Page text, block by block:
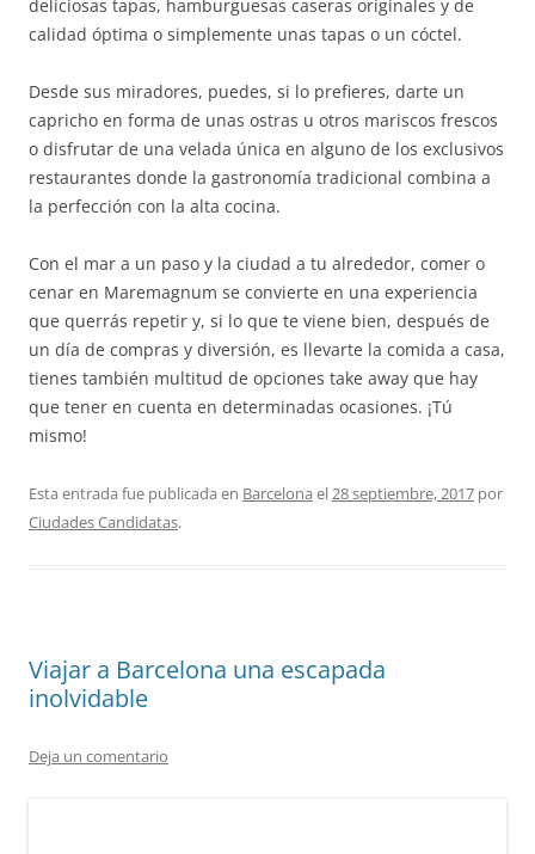
deliciosas tapas, hamburguesas caseras originales y de
calidad óptima o simplemente unas tapas o un cóctel.
Desde sus miradores, puedes, si lo prefieres, darte un
capricho en forma de unas ostras u otros mariscos frescos
o disfrutar de una velada única en alguno de los exclusivos
restaurantes donde la gastronomía tradicional combina a
la perfección con la alta cocina.
Con el mar a un paso y la ciudad a tu alrededor, comer o
cenar en Maremagnum se convierte en una experiencia
que querrás repetir y, si lo que te viene bien, después de
un día de compras y diversión, es llevarte la comida a casa,
tienes también multitud de opciones take away que hay
que tener en cuenta en determinadas ocasiones. ¡Tú
mismo!
Esta entrada fue publicada en Barcelona el28 septiembre, 2017 por
Ciudades Candidatas.
Viajar a Barcelona una escapada
inolvidable
Deja un comentario